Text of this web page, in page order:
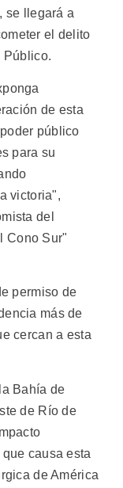
se llegará a
el delito
Público.
de esta
público
para su
victoria",
del
Cono Sur"
permiso de
más de
cercan a esta
Bahía de
de Río de
causa esta
de América